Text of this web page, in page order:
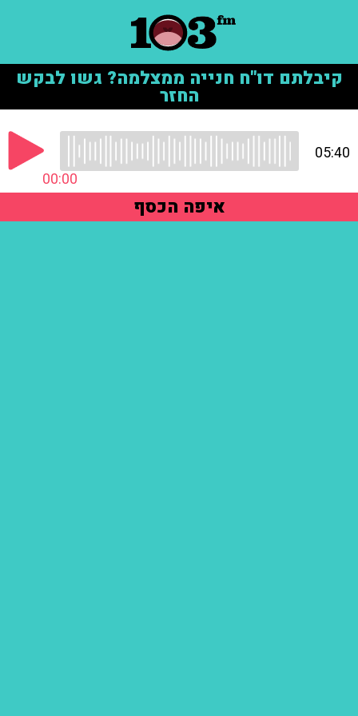
קיבלתם דו"ח חנייה ממצלמה? גשו לבקש
החזר
00:00
05:40
איפה הכסף